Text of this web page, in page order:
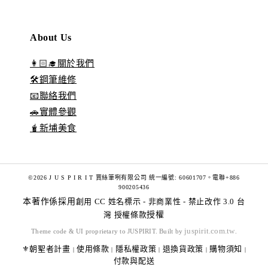
About Us
👩🏻‍🎓關於我們
🛠️鋼筆維修
📧聯絡我們
🚗實體參觀
🧋新埔美食
©2026 J U S P I R I T 賈絲筆咧有限公司 統一編號: 60601707。電聯+886
900205436
本著作係採用 創用 CC 姓名標示 - 非商業性 - 禁止改作 3.0 台
灣 授權條款授權
Theme code & UI proprietary to JUSPIRIT. Built by juspirit.com.tw
⚜️朝聖者計畫 | 使用條款 | 隱私權政策 | 退換貨政策 | 購物須知 |
付款與配送